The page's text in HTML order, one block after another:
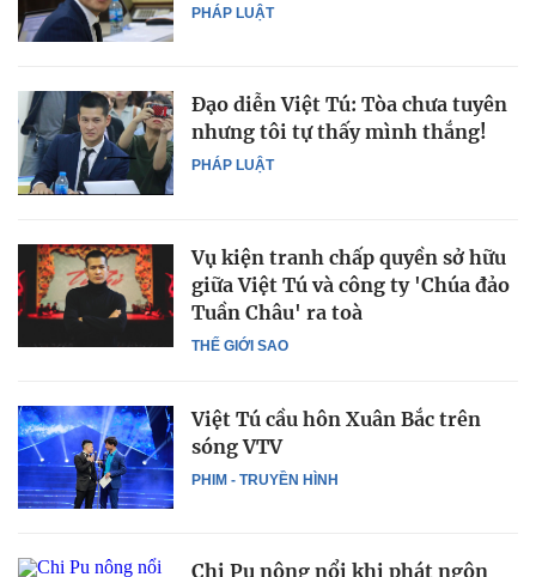
PHÁP LUẬT
PHÁP LUẬT
Đạo diễn Việt Tú: Tòa chưa tuyên
nhưng tôi tự thấy mình thắng!
THẾ GIỚI SAO
Vụ kiện tranh chấp quyền sở hữu
giữa Việt Tú và công ty 'Chúa đảo
Tuần Châu' ra toà
PHIM - TRUYỀN HÌNH
Việt Tú cầu hôn Xuân Bắc trên
sóng VTV
Chi Pu nông nổi khi phát ngôn